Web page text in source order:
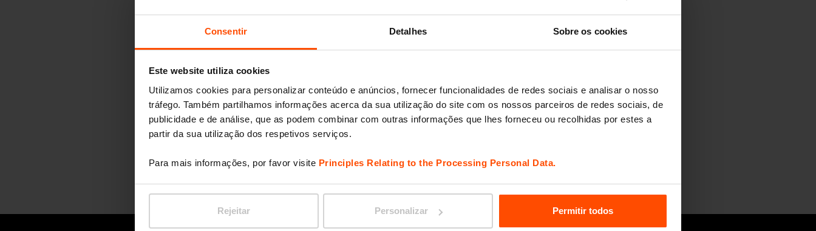
Consentir Detalhes Sobre os cookies
Este website utiliza cookies
Utilizamos cookies para personalizar conteúdo e anúncios, fornecer funcionalidades de redes sociais e analisar o nosso
tráfego. Também partilhamos informações acerca da sua utilização do site com os nossos parceiros de redes sociais, de
publicidade e de análise, que as podem combinar com outras informações que lhes forneceu ou recolhidas por estes a
partir da sua utilização dos respetivos serviços.
Para mais informações, por favor visite Principles Relating to the Processing Personal Data.
Rejeitar Personalizar Permitir todos
A sua conta será deletada.